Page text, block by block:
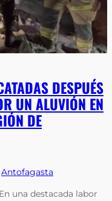
DESPUÉS
UN ALUVIÓN EN
DE
Antofagasta
una destacada labor